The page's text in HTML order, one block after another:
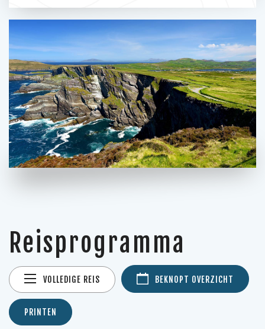
Reisprogramma
VOLLEDIGE REIS BEKNOPT OVERZICHT
PRINTEN